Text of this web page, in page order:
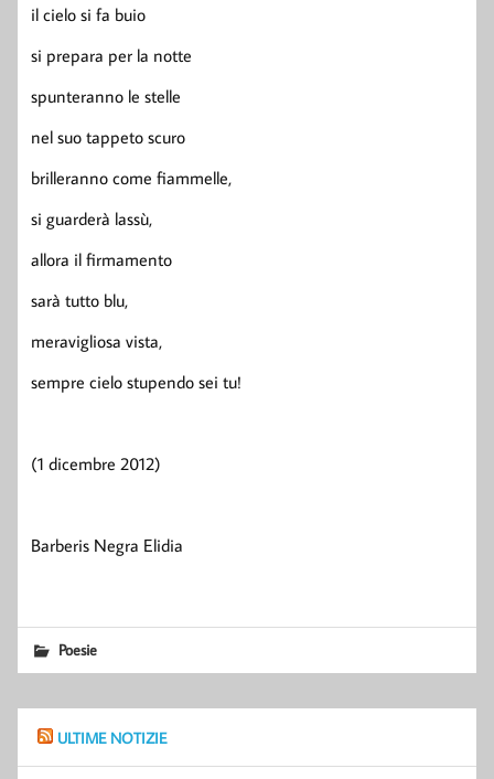
il cielo si fa buio
si prepara per la notte
spunteranno le stelle
nel suo tappeto scuro
brilleranno come fiammelle,
si guarderà lassù,
allora il firmamento
sarà tutto blu,
meravigliosa vista,
sempre cielo stupendo sei tu!
(1 dicembre 2012)
Barberis Negra Elidia
Poesie
ULTIME NOTIZIE